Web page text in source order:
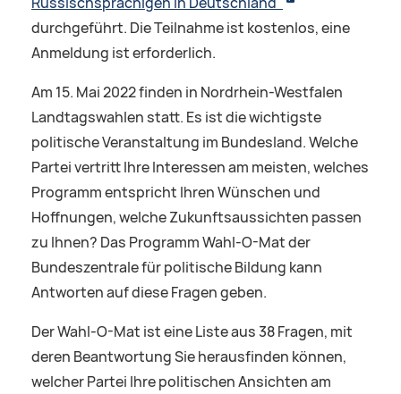
durchgeführt. Die Teilnahme ist kostenlos, eine
Anmeldung ist erforderlich.
Am 15. Mai 2022 finden in Nordrhein-Westfalen
Landtagswahlen statt. Es ist die wichtigste
politische Veranstaltung im Bundesland. Welche
Partei vertritt Ihre Interessen am meisten, welches
Programm entspricht Ihren Wünschen und
Hoffnungen, welche Zukunftsaussichten passen
zu Ihnen? Das Programm Wahl-O-Mat der
Bundeszentrale für politische Bildung kann
Antworten auf diese Fragen geben.
Der Wahl-O-Mat ist eine Liste aus 38 Fragen, mit
deren Beantwortung Sie herausfinden können,
welcher Partei Ihre politischen Ansichten am